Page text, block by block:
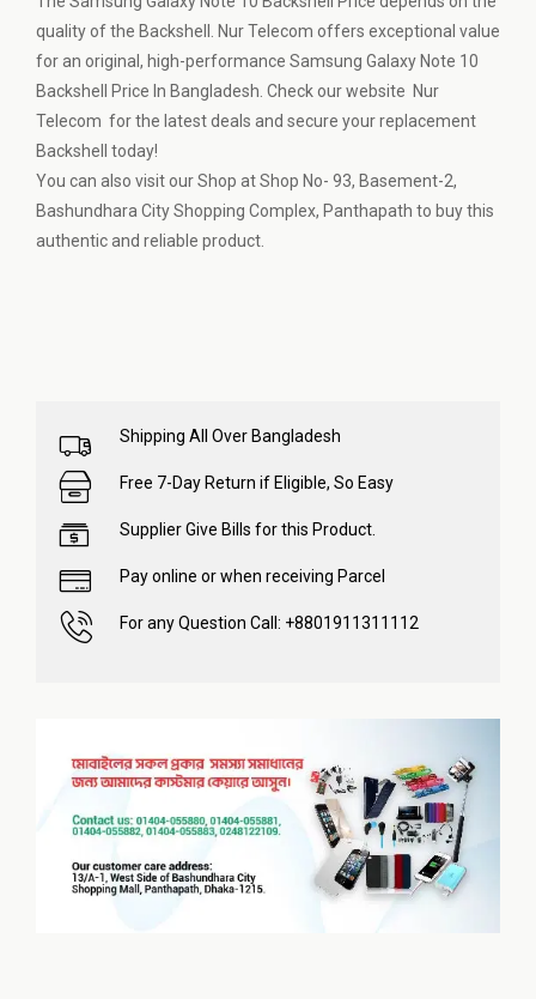
quality of the Backshell. Nur Telecom offers exceptional value
for an original, high-performance Samsung Galaxy Note 10
Backshell Price In Bangladesh. Check our website Nur
Telecom for the latest deals and secure your replacement
Backshell today!
You can also visit our Shop at Shop No- 93, Basement-2,
Bashundhara City Shopping Complex, Panthapath to buy this
authentic and reliable product.
Shipping All Over Bangladesh
Free 7-Day Return if Eligible, So Easy
Supplier Give Bills for this Product.
Pay online or when receiving Parcel
For any Question Call: +8801911311112